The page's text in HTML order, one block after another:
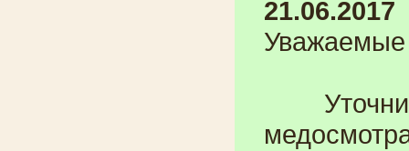
21.06.2017
Уважаемые